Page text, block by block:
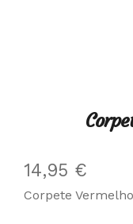
14,95 €
Corpete